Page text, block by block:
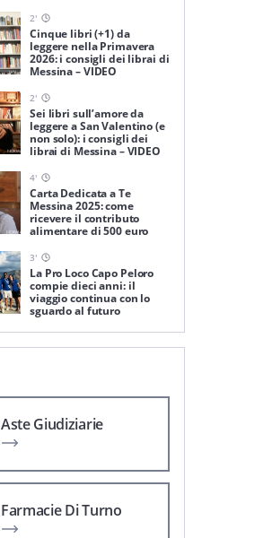
2'
Cinque libri (+1) da
leggere nella Primavera
2026: i consigli dei librai di
Messina – VIDEO
2'
Sei libri sull’amore da
leggere a San Valentino (e
non solo): i consigli dei
librai di Messina – VIDEO
4'
Carta Dedicata a Te
Messina 2025: come
ricevere il contributo
alimentare di 500 euro
3'
La Pro Loco Capo Peloro
compie dieci anni: il
viaggio continua con lo
sguardo al futuro
Aste Giudiziarie
Farmacie Di Turno